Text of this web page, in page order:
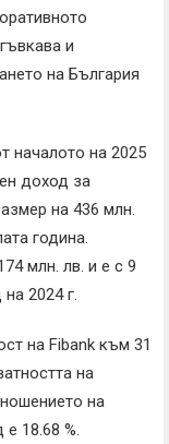
и
на България
началото на 2025
доход за
на 436 млн.
година.
млн. лв. и е с 9
2024 г.
на Fibank към 31
на
на
18.68 %.